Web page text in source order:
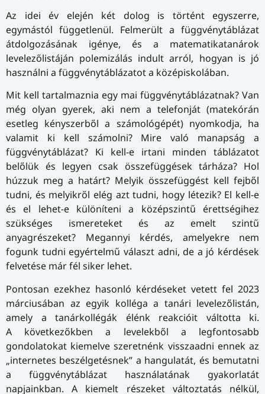
Az idei év elején két dolog is történt egyszerre,
egymástól függetlenül. Felmerült a függvénytáblázat
átdolgozásának igénye, és a matematikatanárok
levelezőlistáján polemizálás indult arról, hogyan is jó
használni a függvénytáblázatot a középiskolában.
Mit kell tartalmaznia egy mai függvénytáblázatnak? Van
még olyan gyerek, aki nem a telefonját (matekórán
esetleg kényszerből a számológépét) nyomkodja, ha
valamit ki kell számolni? Mire való manapság a
függvénytáblázat? Ki kell-e irtani minden táblázatot
belőlük és legyen csak összefüggések tárháza? Hol
húzzuk meg a határt? Melyik összefüggést kell fejből
tudni, és melyikről elég azt tudni, hogy létezik? El kell-e
és el lehet-e különíteni a középszintű érettségihez
szükséges ismereteket és az emelt szintű
anyagrészeket? Megannyi kérdés, amelyekre nem
fogunk tudni egyértelmű választ adni, de a jó kérdések
felvetése már fél siker lehet.
Pontosan ezekhez hasonló kérdéseket vetett fel 2023
márciusában az egyik kolléga a tanári levelezőlistán,
amely a tanárkollégák élénk reakcióit váltotta ki.
A következőkben a levelekből a legfontosabb
gondolatokat kiemelve szeretnénk visszaadni ennek az
„internetes beszélgetésnek” a hangulatát, és bemutatni
a függvénytáblázat használatának gyakorlatát
napjainkban. A kiemelt részeket változtatás nélkül,